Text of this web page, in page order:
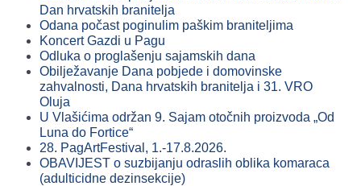
Dan hrvatskih branitelja
Odana počast poginulim paškim braniteljima
Koncert Gazdi u Pagu
Odluka o proglašenju sajamskih dana
Obilježavanje Dana pobjede i domovinske
zahvalnosti, Dana hrvatskih branitelja i 31. VRO
Oluja
U Vlašićima održan 9. Sajam otočnih proizvoda „Od
Luna do Fortice“
28. PagArtFestival, 1.-17.8.2026.
OBAVIJEST o suzbijanju odraslih oblika komaraca
(adulticidne dezinsekcije)